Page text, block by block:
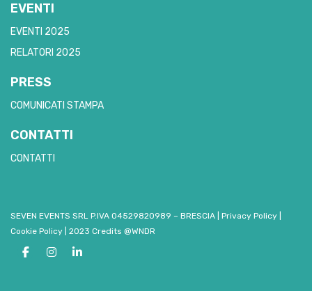
EVENTI
EVENTI 2025
RELATORI 2025
PRESS
COMUNICATI STAMPA
CONTATTI
CONTATTI
SEVEN EVENTS SRL P.IVA 04529820989 – BRESCIA Privacy Policy
Cookie Policy
2023 Credits @WNDR